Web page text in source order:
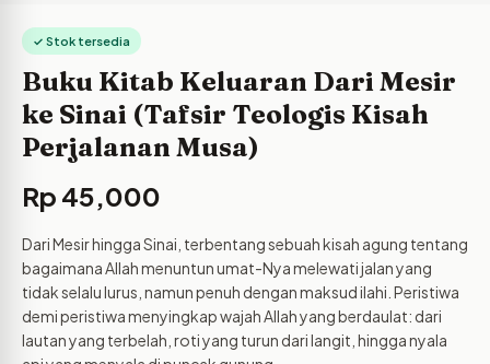
✓ Stok tersedia
Buku Kitab Keluaran Dari Mesir
ke Sinai (Tafsir Teologis Kisah
Perjalanan Musa)
Rp 45,000
Dari Mesir hingga Sinai, terbentang sebuah kisah agung tentang
bagaimana Allah menuntun umat-Nya melewati jalan yang
tidak selalu lurus, namun penuh dengan maksud ilahi. Peristiwa
demi peristiwa menyingkap wajah Allah yang berdaulat: dari
lautan yang terbelah, roti yang turun dari langit, hingga nyala